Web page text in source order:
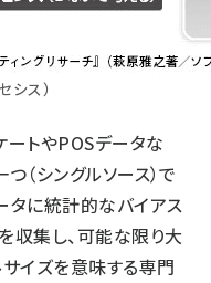
シス）
ートやPOSデータな
（シングルソース）で
タに統計的なバイアス
収集し、可能な限り大
イズを意味する専門